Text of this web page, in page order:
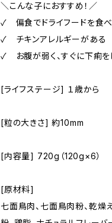
＼こんな子におすすめ！／
✓ 偏食でドライフードを食
✓ チキンアレルギーがある
✓ お腹が弱く、すぐに下痢を
[ライフステージ] １歳から
[粒の大きさ] 約10mm
[内容量] 720g（120g×6）
[原材料]
七面鳥肉、七面鳥肉粉、乾燥